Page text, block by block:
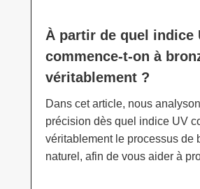
À partir de quel indice
commence-t-on à
véritablement ?
Dans cet article, nous
précision dès quel indice UV
véritablement le processus de
naturel, afin de vous aider à